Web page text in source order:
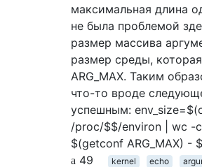
максимальная длина
не была проблемой
размер массива
размер среды,
ARG_MAX. Таким
что-то вроде
успешным:
/proc/$$/environ | wc -
$(getconf ARG_MAX) -
49
kernel echo